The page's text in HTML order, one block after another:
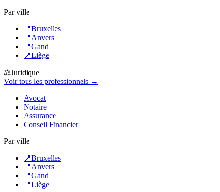
Par ville
📍Bruxelles
📍Anvers
📍Gand
📍Liège
⚖️Juridique
Voir tous les professionnels →
Avocat
Notaire
Assurance
Conseil Financier
Par ville
📍Bruxelles
📍Anvers
📍Gand
📍Liège